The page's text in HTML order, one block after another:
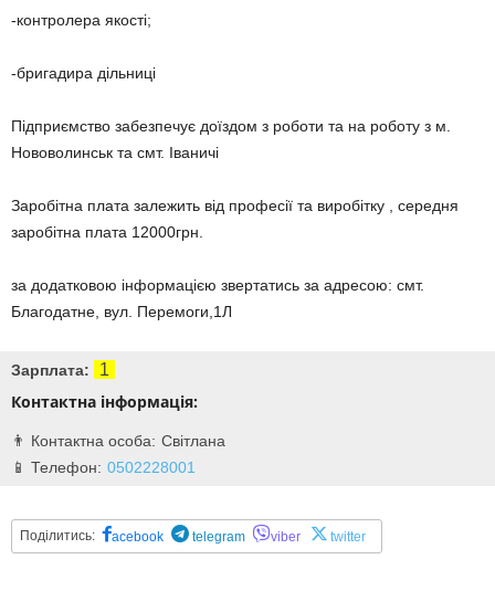
-контролера якості;
-бригадира дільниці
Підприємство забезпечує доїздом з роботи та на роботу з м.
Нововолинськ та смт. Іваничі
Заробітна плата залежить від професії та виробітку , середня
заробітна плата 12000грн.
за додатковою інформацією звертатись за адресою: смт.
Благодатне, вул. Перемоги,1Л
Контактна інформація:
Світлана
0502228001
Зарплата: 1
Поділитись: acebook telegram viber twitter